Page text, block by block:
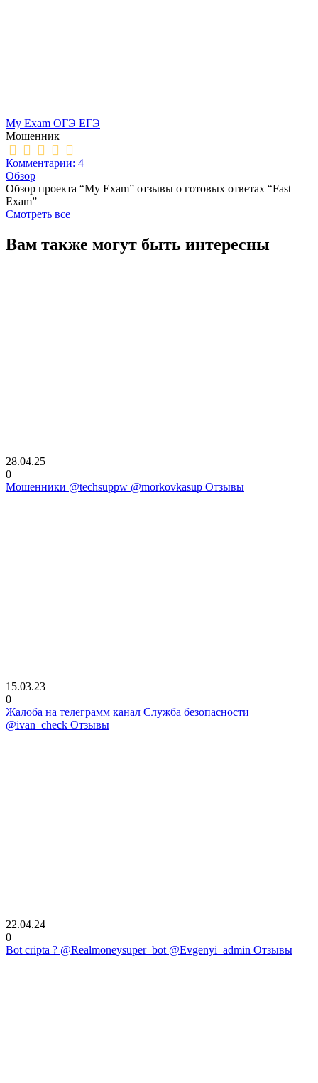
My Exam ОГЭ ЕГЭ
Мошенник
Комментарии: 4
Обзор
Обзор проекта “My Exam” отзывы о готовых ответах “Fast
Exam”
Смотреть все
Вам также могут быть интересны
28.04.25
0
Мошенники @techsuppw @morkovkasup Отзывы
15.03.23
0
Жалоба на телеграмм канал Служба безопасности
@ivan_check Отзывы
22.04.24
0
Bot cripta ? @Realmoneysuper_bot @Evgenyi_admin Отзывы